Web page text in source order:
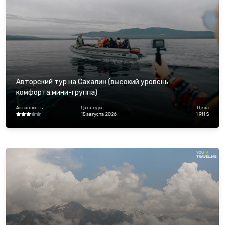
Авторский тур на Сахалин (высокий уровень
комфорта,мини-группа)
Активность
Дата тура
15 августа 2026
Цена
1 911 $